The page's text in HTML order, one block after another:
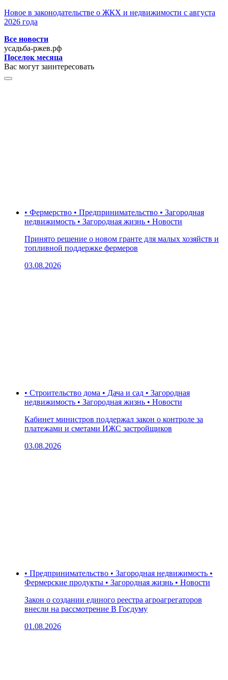
Новое в законодательстве о ЖКХ и недвижимости с августа
2026 года
Все новости
усадьба-ржев.рф
Поселок месяца
Вас могут заинтересовать
• Фермерство • Предпринимательство • Загородная
недвижимость • Загородная жизнь • Новости
Принято решение о новом гранте для малых хозяйств и
топливной поддержке фермеров
03.08.2026
• Строительство дома • Дача и сад • Загородная
недвижимость • Загородная жизнь • Новости
Кабинет министров поддержал закон о контроле за
платежами и сметами ИЖС застройщиков
03.08.2026
• Предпринимательство • Загородная недвижимость •
Фермерские продукты • Загородная жизнь • Новости
Закон о создании единого реестра агроагрегаторов
внесли на рассмотрение В Госдуму
01.08.2026